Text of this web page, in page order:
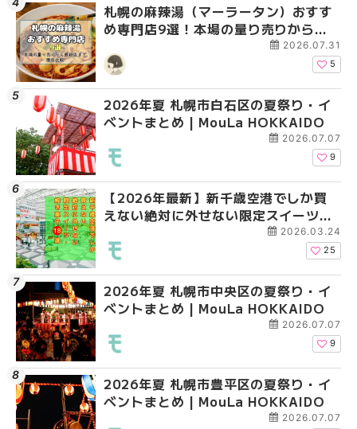
札幌の麻辣湯（マーラータン）おすす
め専門店9選！本場の量り売りから最
新店まで徹底比較 | MouLa
HOKKAIDO
2026.07.31
5
2026年夏 札幌市白石区の夏祭り・イ
ベントまとめ | MouLa HOKKAIDO
2026.07.07
9
【2026年最新】新千歳空港でしか買
えない絶対に外せない限定スイーツ・
焼き菓子18選 | MouLa HOKKAIDO
2026.03.24
25
2026年夏 札幌市中央区の夏祭り・イ
ベントまとめ | MouLa HOKKAIDO
2026.07.07
9
2026年夏 札幌市豊平区の夏祭り・イ
ベントまとめ | MouLa HOKKAIDO
2026.07.07
2026年夏 札幌市手稲
ベントまとめ |
2026年夏 札幌市白石
ベントまとめ |
2026年夏 札幌市南区
ントまとめ | MouLa
2026年夏 札幌市清田
ベントまとめ |
2026年夏 札幌市豊平
ベントまとめ |
2026年夏 札幌市白石
ベントまとめ |
2026年夏 札幌市手稲
ベントまとめ |
2026年夏 札幌市清田
ベントまとめ |
札幌の麻辣湯（マーラ
め専門店6選！本場の
新店まで徹底比較 |
【2026年最新】新千
えない絶対に外せない
焼き菓子18選 |